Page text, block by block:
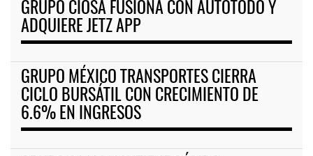
GRUPO CIOSA FUSIONA CON AUTOTODO Y
ADQUIERE JETZ APP
GRUPO MÉXICO TRANSPORTES CIERRA
CICLO BURSÁTIL CON CRECIMIENTO DE
6.6% EN INGRESOS